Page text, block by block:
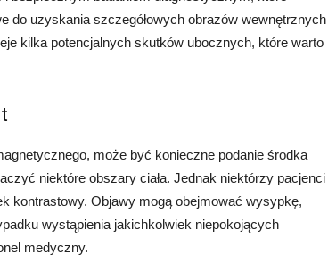
do uzyskania szczegółowych obrazów wewnętrznych
kilka potencjalnych skutków ubocznych, które warto
może być konieczne podanie środka
niektóre obszary ciała. Jednak niektórzy pacjenci
kontrastowy. Objawy mogą obejmować wysypkę,
wystąpienia jakichkolwiek niepokojących
medyczny.